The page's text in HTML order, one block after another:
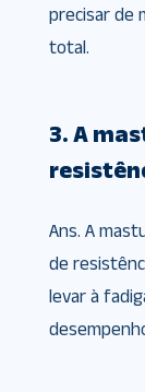
precisar de
total.
3. A
Ans. A
de
levar à